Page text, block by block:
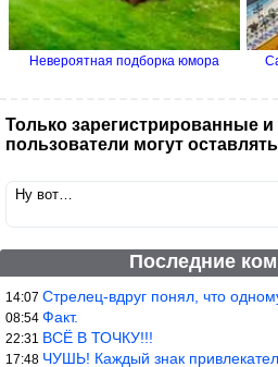
Невероятная подборка юмора
Только зарегистрированные
пользователи могут
Ну вот…
Последние
14:07 Стрелец-вдруг понял, что
08:54 Факт.
22:31 ВСЁ В ТОЧКУ!!!
17:48 ЧУШЬ! Каждый знак привлекателен! И